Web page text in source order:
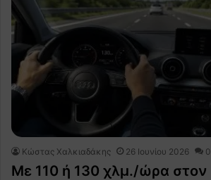
Κώστας Χαλκιαδάκης 26 Ιουνίου 2026 0
Με 110 ή 130 χλμ./ώρα στον